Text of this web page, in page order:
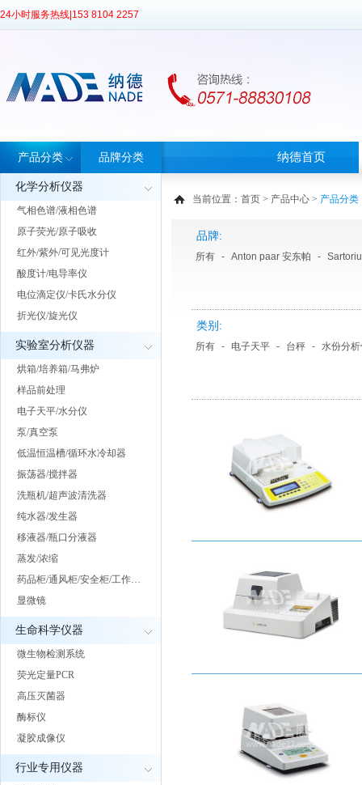
24小时服务热线| 153 8104 2257
产品分类
化学分析仪器
气相色谱/液相色谱
原子荧光/原子吸收
红外/紫外/可见光度计
酸度计/电导率仪
电位滴定仪/卡氏水分仪
折光仪/旋光仪
实验室分析仪器
烘箱/培养箱/马弗炉
样品前处理
电子天平/水分仪
泵/真空泵
低温恒温槽/循环水冷却器
振荡器/搅拌器
洗瓶机/超声波清洗器
纯水器/发生器
移液器/瓶口分液器
蒸发/浓缩
药品柜/通风柜/安全柜/工作…
显微镜
生命科学仪器
微生物检测系统
荧光定量PCR
高压灭菌器
酶标仪
凝胶成像仪
行业专用仪器
品牌分类 纳德首页
当前位置： 首页 > 产品中心 > 产品分类
品牌:
所有 - Anton paar 安东帕 -
类别:
所有 - 电子天平 - 台秤 - 水份分